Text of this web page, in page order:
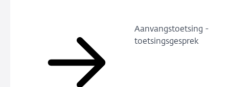
Aanvangstoetsing -
toetsingsgesprek